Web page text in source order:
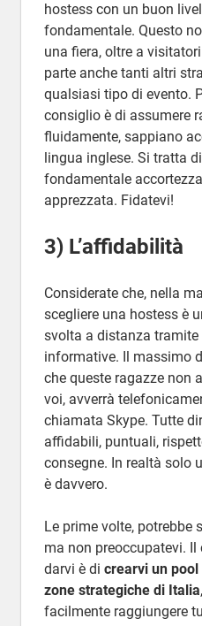
hostess con un buon
fondamentale. Questo
una fiera, oltre a
parte anche tanti altri
qualsiasi tipo di evento.
consiglio è di assumere
fluidamente, sappiano
lingua inglese. Si tratta
fondamentale
apprezzata. Fidatevi!
3) L’affidabilità
Considerate che, nella
scegliere una hostess è
svolta a distanza tramite
informative. Il massimo
che queste ragazze non
voi, avverrà
chiamata Skype. Tutte
affidabili, puntuali,
consegne. In realtà solo
è davvero.
Le prime volte, potrebbe
ma non preoccupatevi.
darvi è di crearvi un
zone strategiche di Italia
facilmente raggiungere